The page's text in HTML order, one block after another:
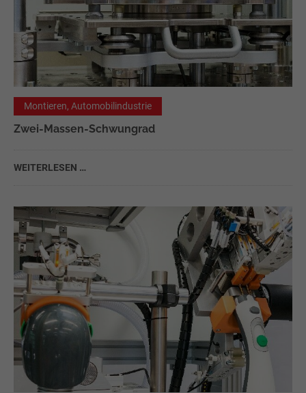
Montieren, Automobilindustrie
Zwei-Massen-Schwungrad
WEITERLESEN …